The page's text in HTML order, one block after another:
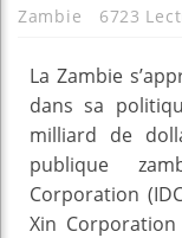
Zambie
6723
La Zambie
dans sa
milliard de
publique
Corporation
Xin